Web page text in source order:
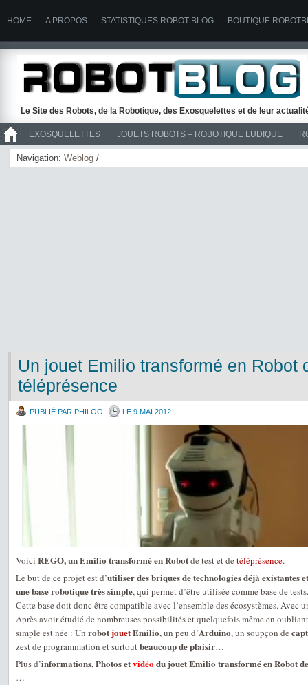
HOME A PROPOS STATISTIQUES ROBOT BLOG BOUTIQUE
Le Site des Robots, de la Robotique, des Exosquelettes et de leur
EXOSQUELETTES JOUETS ROBOTS – ROBOTIQUE LUDIQUE
>> ROBOTS
Navigation: Weblog /
Un jouet Emilio transformé en Robot
téléprésence
PUBLIÉ PAR PHILOO LE 9 MAI 2012
Voici REGO, un Emilio transformé en Robotde test et de téléprésence.
Le but de ce projet est d’utiliser des briques de technologies déjà existantes
une base robotique très simple, qui permet d’être utilisée comme base de tests.
Cette base doit donc être compatible avec l’ensemble des écosystèmes. Avec
Après avoir étudié de nombreuses possibilités et quelquefois même en
simple est née : Un robot jouetEmilio, un peu d’Arduino, un soupçon de
zest de programmation et surtoutbeaucoup de plaisir…
Plus d’informations, Photos etvidéodu jouet Emilio transformé en Robot
…